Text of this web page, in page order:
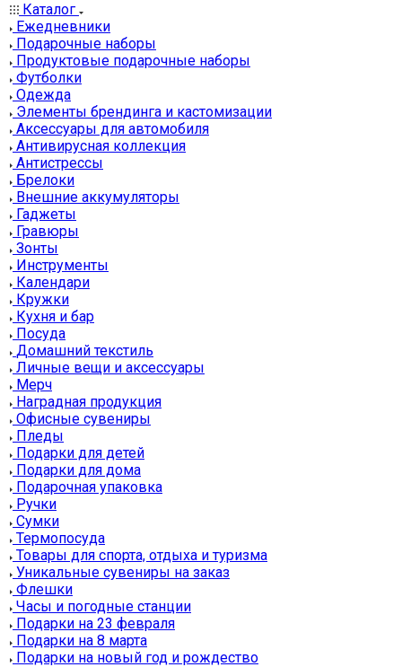
Каталог
Ежедневники
Подарочные наборы
Продуктовые подарочные наборы
Футболки
Одежда
Элементы брендинга и кастомизации
Аксессуары для автомобиля
Антивирусная коллекция
Антистрессы
Брелоки
Внешние аккумуляторы
Гаджеты
Гравюры
Зонты
Инструменты
Календари
Кружки
Кухня и бар
Посуда
Домашний текстиль
Личные вещи и аксессуары
Мерч
Наградная продукция
Офисные сувениры
Пледы
Подарки для детей
Подарки для дома
Подарочная упаковка
Ручки
Сумки
Термопосуда
Товары для спорта, отдыха и туризма
Уникальные сувениры на заказ
Флешки
Часы и погодные станции
Подарки на 23 февраля
Подарки на 8 марта
Подарки на новый год и рождество